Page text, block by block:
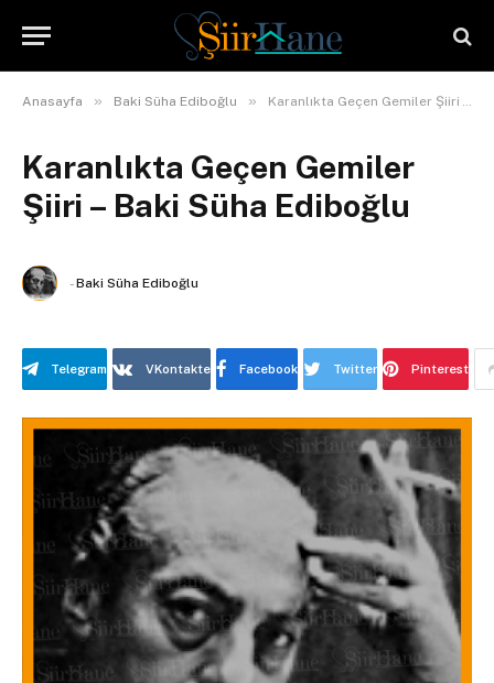
Anasayfa » Baki Süha Ediboğlu » Karanlıkta Geçen Gemiler Şiiri – Baki Süha Ediboğlu
Karanlıkta Geçen Gemiler
Şiiri – Baki Süha Ediboğlu
-Baki Süha Ediboğlu
Telegram VKontakte Facebook Twitter Pinterest